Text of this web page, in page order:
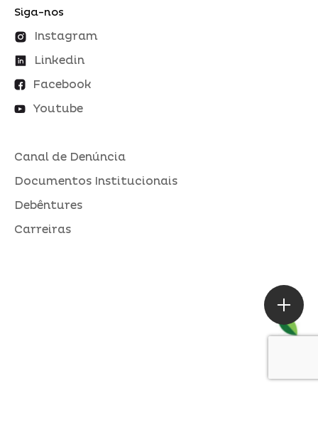
Siga-nos
Instagram
Linkedin
Facebook
Youtube
Canal de Denúncia
Documentos Institucionais
Debêntures
Carreiras